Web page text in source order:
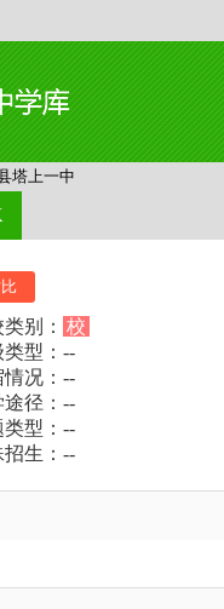
塔上一中
别： 校
类型：--
情况：--
途径：--
类型：--
招生：--